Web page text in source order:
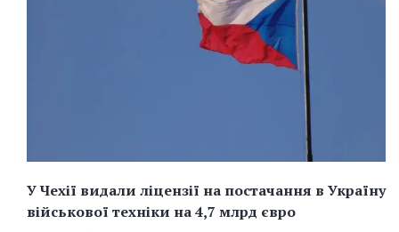
У Чехії видали ліцензії на постачання в Україну
військової техніки на 4,7 млрд євро